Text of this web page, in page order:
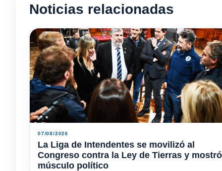
Noticias relacionadas
07/08/2026
La Liga de Intendentes se movilizó al
Congreso contra la Ley de Tierras y mostró
músculo político